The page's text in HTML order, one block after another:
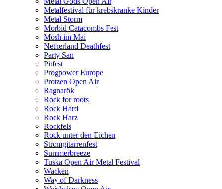
Metalfestival für krebskranke Kinder
Metal Storm
Morbid Catacombs Fest
Mosh im Mai
Netherland Deathfest
Party San
Pitfest
Progpower Europe
Protzen Open Air
Ragnarök
Rock for roots
Rock Hard
Rock Harz
Rockfels
Rock unter den Eichen
Stromgitarrenfest
Summerbreeze
Tuska Open Air Metal Festival
Wacken
Way of Darkness